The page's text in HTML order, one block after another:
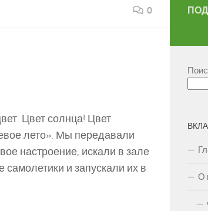
0
Цвет солнца! Цвет
лето». Мы передавали
настроение, искали в зале
и запускали их в
О